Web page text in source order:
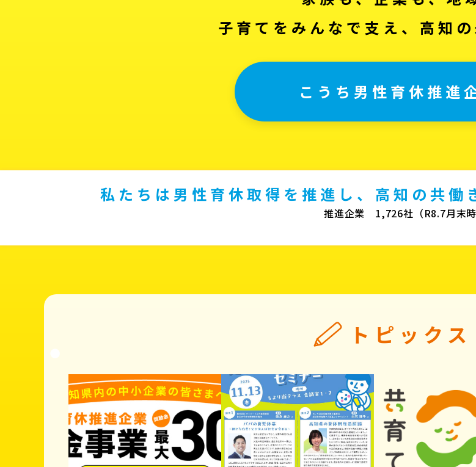
子育てをみんなで支え、高知
こうち男性育休推進
私たちは男性育休取得を推進し、高知の共働
推進企業 1,726社（R8.7月末時
トピックス